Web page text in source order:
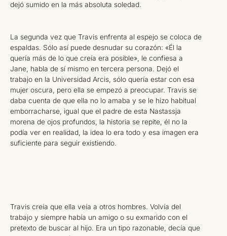
dejó sumido en la más absoluta soledad.
La segunda vez que Travis enfrenta al espejo se coloca de
espaldas. Sólo así puede desnudar su corazón: «Él la
quería más de lo que creía era posible», le confiesa a
Jane, habla de sí mismo en tercera persona. Dejó el
trabajo en la Universidad Arcis, sólo quería estar con esa
mujer oscura, pero ella se empezó a preocupar. Travis se
daba cuenta de que ella no lo amaba y se le hizo habitual
emborracharse, igual que el padre de esta Nastassja
morena de ojos profundos, la historia se repite, él no la
podía ver en realidad, la idea lo era todo y esa imagen era
suficiente para seguir existiendo.
Travis creía que ella veía a otros hombres. Volvía del
trabajo y siempre había un amigo o su exmarido con el
pretexto de buscar al hijo. Era un tipo razonable, decía que